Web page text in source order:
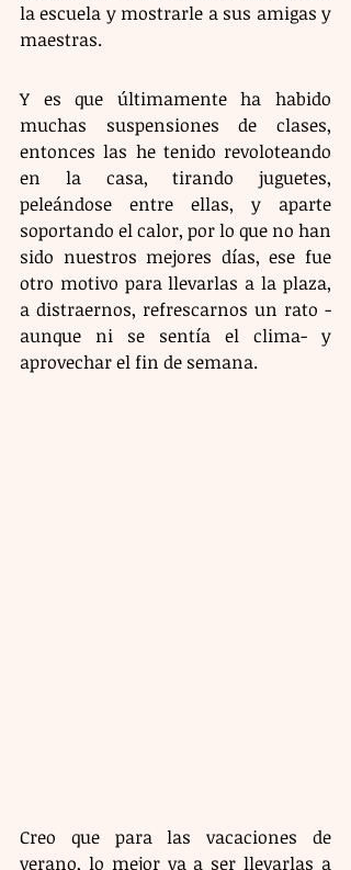
la escuela y mostrarle a sus amigas y
maestras.
Y es que últimamente ha habido
muchas suspensiones de clases,
entonces las he tenido revoloteando
en la casa, tirando juguetes,
peleándose entre ellas, y aparte
soportando el calor, por lo que no han
sido nuestros mejores días, ese fue
otro motivo para llevarlas a la plaza,
a distraernos, refrescarnos un rato -
aunque ni se sentía el clima- y
aprovechar el fin de semana.
Creo que para las vacaciones de
verano, lo mejor va a ser llevarlas a